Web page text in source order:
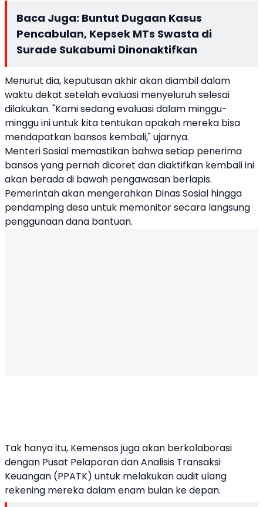
Baca Juga: Buntut Dugaan Kasus
Pencabulan, Kepsek MTs Swasta di
Surade Sukabumi Dinonaktifkan
Menurut dia, keputusan akhir akan diambil dalam
waktu dekat setelah evaluasi menyeluruh selesai
dilakukan. "Kami sedang evaluasi dalam minggu-
minggu ini untuk kita tentukan apakah mereka bisa
mendapatkan bansos kembali," ujarnya.
Menteri Sosial memastikan bahwa setiap penerima
bansos yang pernah dicoret dan diaktifkan kembali ini
akan berada di bawah pengawasan berlapis.
Pemerintah akan mengerahkan Dinas Sosial hingga
pendamping desa untuk memonitor secara langsung
penggunaan dana bantuan.
Tak hanya itu, Kemensos juga akan berkolaborasi
dengan Pusat Pelaporan dan Analisis Transaksi
Keuangan (PPATK) untuk melakukan audit ulang
rekening mereka dalam enam bulan ke depan.